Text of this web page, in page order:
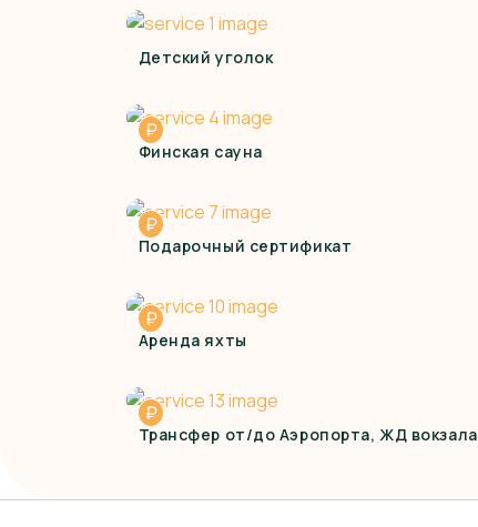
Детский уголок
Финская сауна
₽
Подарочный сертификат
₽
Аренда яхты
₽
Трансфер от/до Аэропорта, ЖД вокзала
₽